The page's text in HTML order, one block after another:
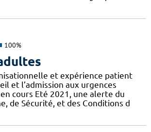
100%
et expérience patient
et l’admission aux urgences
cours Eté 2021, une alerte du
de Sécurité, et des Conditions d